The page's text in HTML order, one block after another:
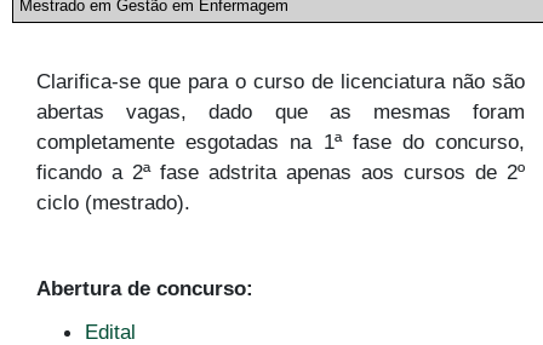
Mestrado em Gestão em Enfermagem
Clarifica-se que para o curso de licenciatura não são
abertas vagas, dado que as mesmas foram
completamente esgotadas na 1ª fase do concurso,
ficando a 2ª fase adstrita apenas aos cursos de 2º
ciclo (mestrado).
Abertura de concurso:
Edital